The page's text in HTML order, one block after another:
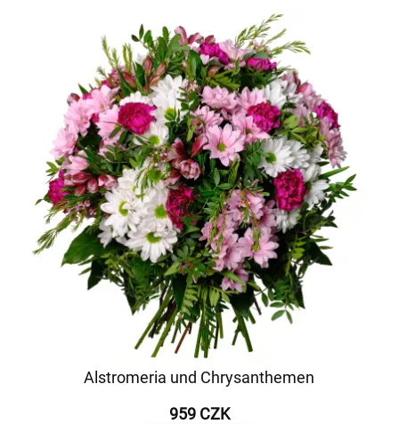
Alstromeria und Chrysanthemen
959 CZK